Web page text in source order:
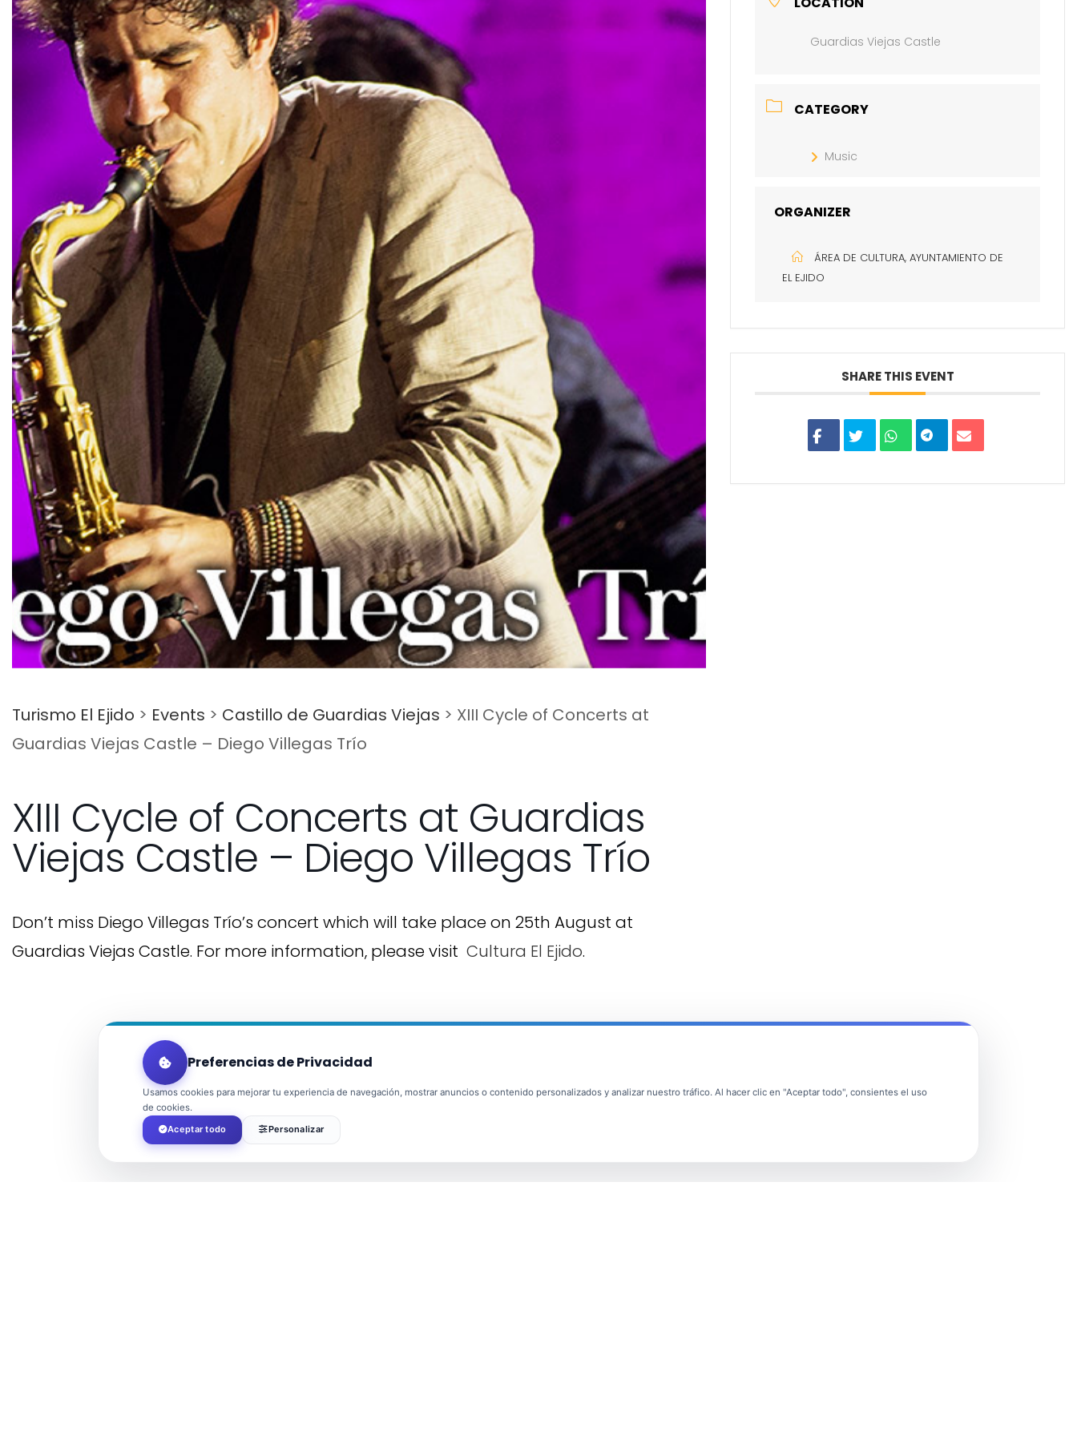
Turismo El Ejido > Events > Castillo de Guardias Viejas > XIII Cycle of Concerts at
Guardias Viejas Castle – Diego Villegas Trío
XIII Cycle of Concerts at Guardias
Viejas Castle – Diego Villegas Trío
Don’t miss Diego Villegas Trío’s concert which will take place on 25th August at
Guardias Viejas Castle. For more information, please visit Cultura El Ejido.
Guardias Viejas Castle
CATEGORY
Music
ORGANIZER
ÁREA DE CULTURA, AYUNTAMIENTO DE
EL EJIDO
SHARE THIS EVENT
Preferencias de Privacidad
Usamos cookies para mejorar tu experiencia de navegación, mostrar anuncios o contenido personalizados y analizar nuestro tráfico. Al hacer clic en "Aceptar todo", consientes el uso
de cookies.
Aceptar todo
Personalizar